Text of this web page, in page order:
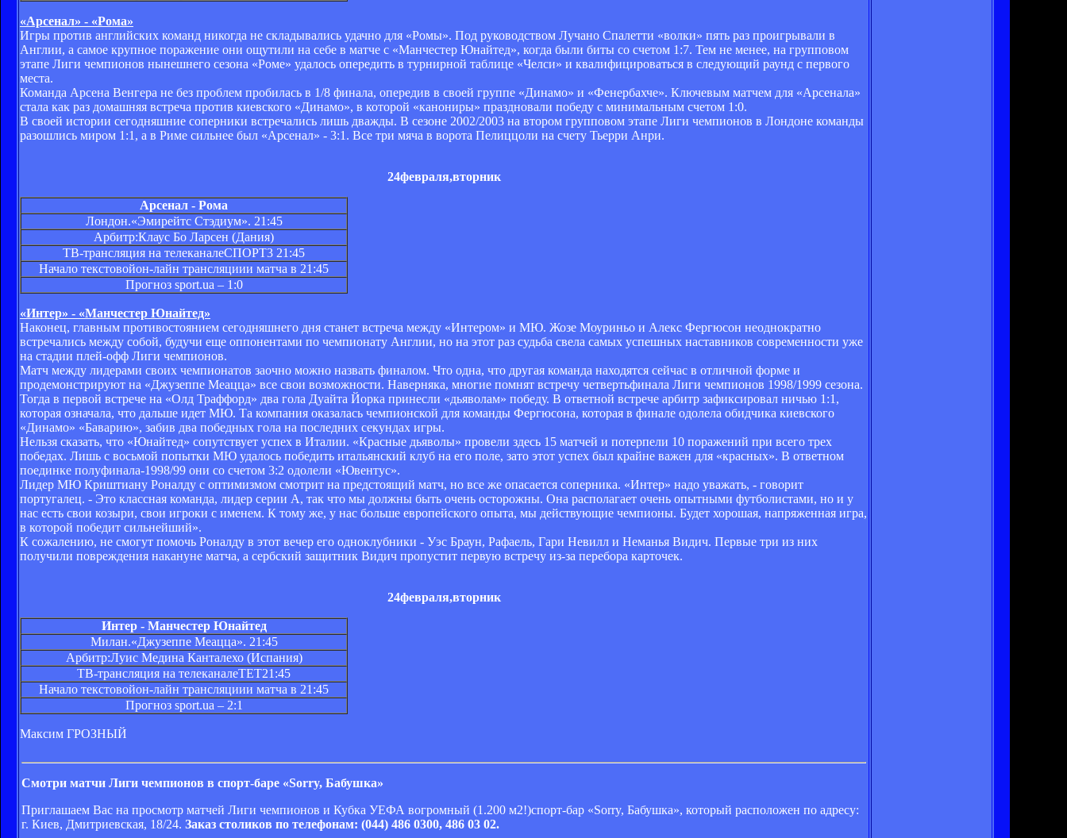
«Арсенал» - «Рома»
Игры против английских команд никогда не складывались удачно для «Ромы». Под руководством Лучано Спалетти «волки» пять раз проигрывали в
Англии, а самое крупное поражение они ощутили на себе в матче с «Манчестер Юнайтед», когда были биты со счетом 1:7. Тем не менее, на групповом
этапе Лиги чемпионов нынешнего сезона «Роме» удалось опередить в турнирной таблице «Челси» и квалифицироваться в следующий раунд с первого
места.
Команда Арсена Венгера не без проблем пробилась в 1/8 финала, опередив в своей группе «Динамо» и «Фенербахче». Ключевым матчем для «Арсенала»
стала как раз домашняя встреча против киевского «Динамо», в которой «канониры» праздновали победу с минимальным счетом 1:0.
В своей истории сегодняшние соперники встречались лишь дважды. В сезоне 2002/2003 на втором групповом этапе Лиги чемпионов в Лондоне команды
разошлись миром 1:1, а в Риме сильнее был «Арсенал» - 3:1. Все три мяча в ворота Пелиццоли на счету Тьерри Анри.
24февраля,вторник
Арсенал - Рома
Лондон.«Эмирейтс Стэдиум». 21:45
Арбитр:Клаус Бо Ларсен (Дания)
ТВ-трансляция на телеканалеСПОРТ3 21:45
Начало текстовойон-лайн трансляциии матча в 21:45
Прогноз sport.ua – 1:0
«Интер» - «Манчестер Юнайтед»
Наконец, главным противостоянием сегодняшнего дня станет встреча между «Интером» и МЮ. Жозе Моуриньо и Алекс Фергюсон неоднократно
встречались между собой, будучи еще оппонентами по чемпионату Англии, но на этот раз судьба свела самых успешных наставников современности уже
на стадии плей-офф Лиги чемпионов.
Матч между лидерами своих чемпионатов заочно можно назвать финалом. Что одна, что другая команда находятся сейчас в отличной форме и
продемонстрируют на «Джузеппе Меацца» все свои возможности. Наверняка, многие помнят встречу четвертьфинала Лиги чемпионов 1998/1999 сезона.
Тогда в первой встрече на «Олд Траффорд» два гола Дуайта Йорка принесли «дьяволам» победу. В ответной встрече арбитр зафиксировал ничью 1:1,
которая означала, что дальше идет МЮ. Та компания оказалась чемпионской для команды Фергюсона, которая в финале одолела обидчика киевского
«Динамо» «Баварию», забив два победных гола на последних секундах игры.
Нельзя сказать, что «Юнайтед» сопутствует успех в Италии. «Красные дьяволы» провели здесь 15 матчей и потерпели 10 поражений при всего трех
победах. Лишь с восьмой попытки МЮ удалось победить итальянский клуб на его поле, зато этот успех был крайне важен для «красных». В ответном
поединке полуфинала-1998/99 они со счетом 3:2 одолели «Ювентус».
Лидер МЮ Криштиану Роналду с оптимизмом смотрит на предстоящий матч, но все же опасается соперника. «Интер» надо уважать, - говорит
португалец. - Это классная команда, лидер серии А, так что мы должны быть очень осторожны. Она располагает очень опытными футболистами, но и у
нас есть свои козыри, свои игроки с именем. К тому же, у нас больше европейского опыта, мы действующие чемпионы. Будет хорошая, напряженная игра,
в которой победит сильнейший».
К сожалению, не смогут помочь Роналду в этот вечер его одноклубники - Уэс Браун, Рафаель, Гари Невилл и Неманья Видич. Первые три из них
получили повреждения накануне матча, а сербский защитник Видич пропустит первую встречу из-за перебора карточек.
24февраля,вторник
Интер - Манчестер Юнайтед
Милан.«Джузеппе Меацца». 21:45
Арбитр:Луис Медина Канталехо (Испания)
ТВ-трансляция на телеканалеТЕТ21:45
Начало текстовойон-лайн трансляциии матча в 21:45
Прогноз sport.ua – 2:1
Максим ГРОЗНЫЙ
Смотри матчи Лиги чемпионов в спорт-баре «Sorry, Бабушка»
Приглашаем Вас на просмотр матчей Лиги чемпионов и Кубка УЕФА вогромный (1.200 м2!)спорт-бар «Sorry, Бабушка», который расположен по адресу:
г. Киев, Дмитриевская, 18/24. Заказ столиков по телефонам: (044) 486 0300, 486 03 02.